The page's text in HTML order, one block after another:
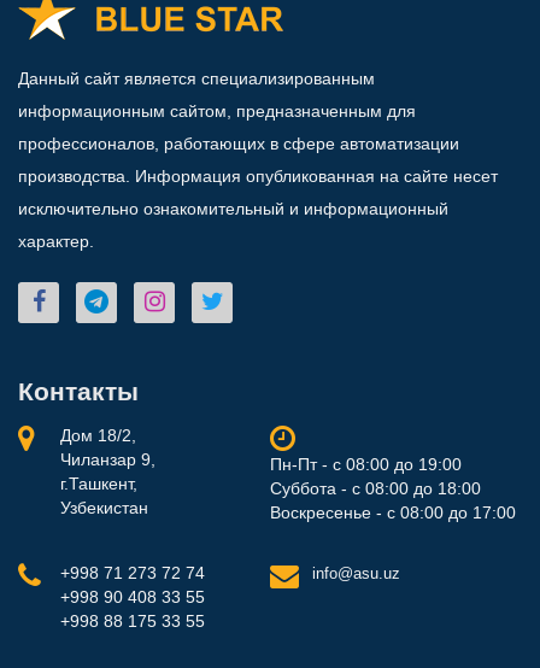
Данный сайт является специализированным
информационным сайтом, предназначенным для
профессионалов, работающих в сфере автоматизации
производства. Информация опубликованная на сайте несет
исключительно ознакомительный и информационный
характер.
Контакты
Дом 18/2,
Чиланзар 9,
г.Ташкент,
Узбекистан
Пн-Пт - с 08:00 до 19:00
Суббота - с 08:00 до 18:00
Воскресенье - с 08:00 до 17:00
+998 71 273 72 74
+998 90 408 33 55
+998 88 175 33 55
info@asu.uz